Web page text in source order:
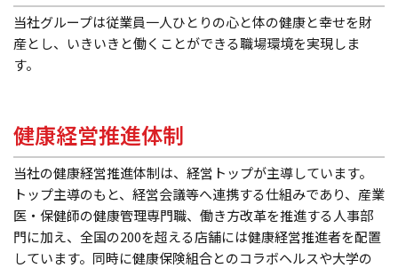
当社グループは従業員一人ひとりの心と体の健康と幸せを財
産とし、いきいきと働くことができる職場環境を実現しま
す。
健康経営推進体制
当社の健康経営推進体制は、経営トップが主導しています。
トップ主導のもと、経営会議等へ連携する仕組みであり、産業
医・保健師の健康管理専門職、働き方改革を推進する人事部
門に加え、全国の200を超える店舗には健康経営推進者を配置
しています。同時に健康保険組合とのコラボヘルスや大学の